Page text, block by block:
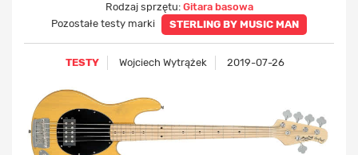
Rodzaj sprzętu: Gitara basowa
Pozostałe testy marki
STERLING BY MUSIC MAN
TESTY Wojciech Wytrążek 2019-07-26